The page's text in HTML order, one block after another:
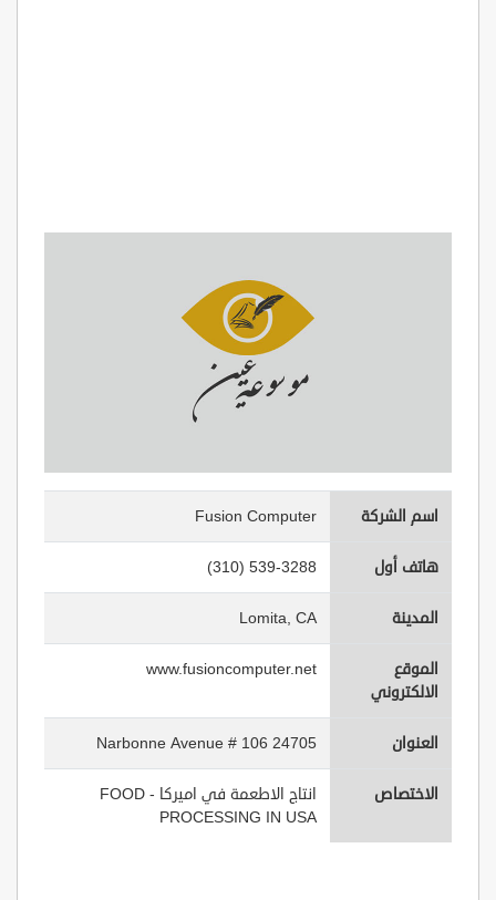
اسم الشركة Fusion Computer
هاتف أول (310) 539-3288
المدينة Lomita, CA
الموقع
الالكتروني
www.fusioncomputer.net
العنوان 24705 Narbonne Avenue # 106
الاختصاص
انتاج الاطعمة في اميركا - FOOD
PROCESSING IN USA